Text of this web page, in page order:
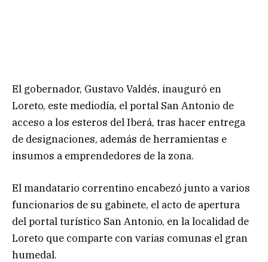
El gobernador, Gustavo Valdés, inauguró en
Loreto, este mediodía, el portal San Antonio de
acceso a los esteros del Iberá, tras hacer entrega
de designaciones, además de herramientas e
insumos a emprendedores de la zona.
El mandatario correntino encabezó junto a varios
funcionarios de su gabinete, el acto de apertura
del portal turístico San Antonio, en la localidad de
Loreto que comparte con varias comunas el gran
humedal.